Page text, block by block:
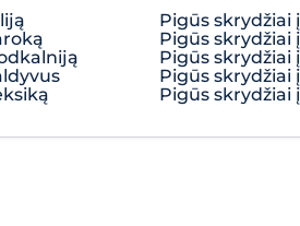
Pigūs skrydžiai
Pigūs skrydžiai
Pigūs skrydžiai
Pigūs skrydžiai
Pigūs skrydžiai